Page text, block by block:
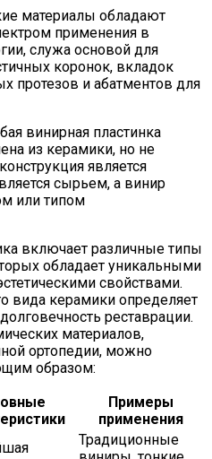
материалы обладают
применения в
служа основой для
коронок, вкладок
протезов и абатментов для
винирная пластинка
из керамики, но не
является
сырьем, а винир
или типом
включает различные типы
обладает уникальными
свойствами.
вида керамики определяет
реставрации.
материалов,
ортопедии, можно
образом:
Примеры
применения
Традиционные